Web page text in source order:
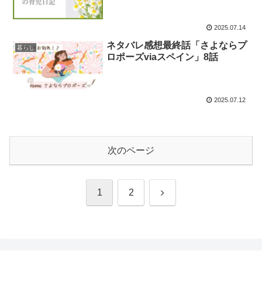
2025.07.14
暮らし
ネタバレ感想最終話「さよならプ
ロポーズviaスペイン」8話
2025.07.12
次のページ
1 2 次